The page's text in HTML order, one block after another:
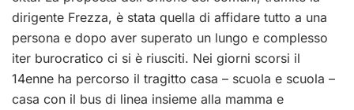
dirigente Frezza, è stata quella di affidare tutto a una
persona e dopo aver superato un lungo e complesso
iter burocratico ci si è riusciti. Nei giorni scorsi il
14enne ha percorso il tragitto casa – scuola e scuola –
casa con il bus di linea insieme alla mamma e